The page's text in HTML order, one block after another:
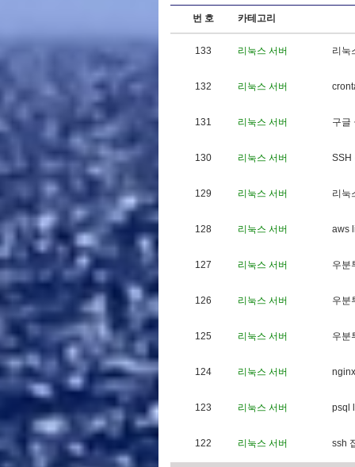
번 호 카테고리
133 리눅스 서버 리 눅
132 리눅스 서버 cront
131 리눅스 서버 구글
130 리눅스 서버 SSH
129 리눅스 서버 리 눅
128 리눅스 서버 aws
127 리눅스 서버 우분
126 리눅스 서버 우분
125 리눅스 서버 우분
124 리눅스 서버 nginx
123 리눅스 서버 psq
122 리눅스 서버 ssh